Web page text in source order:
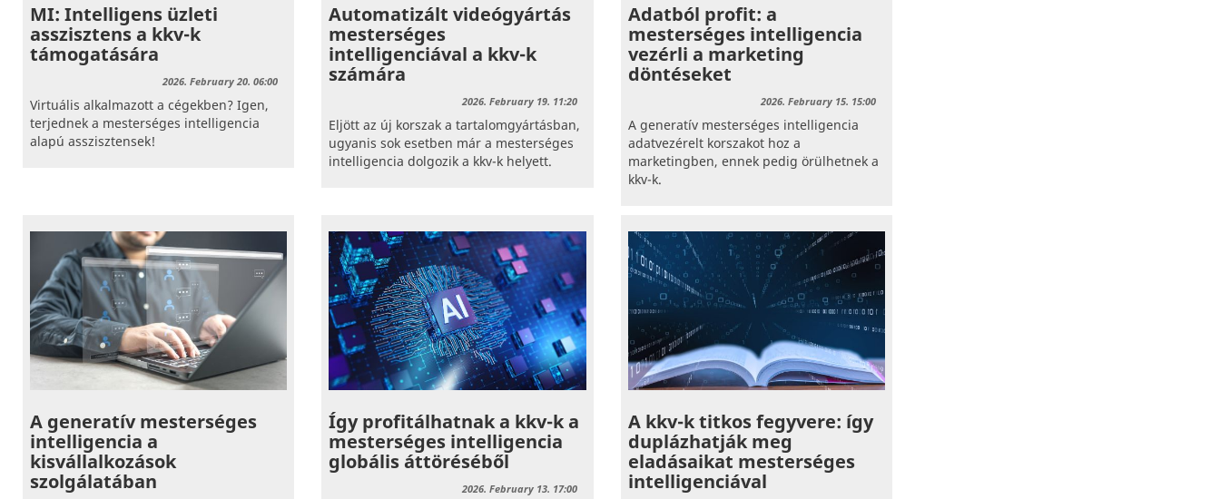
MI: Intelligens üzleti
asszisztens a kkv-k
támogatására
2026. February 20. 06:00
Virtuális alkalmazott a cégekben? Igen,
terjednek a mesterséges intelligencia
alapú asszisztensek!
Automatizált videógyártás
mesterséges
intelligenciával a kkv-k
számára
2026. February 19. 11:20
Eljött az új korszak a tartalomgyártásban,
ugyanis sok esetben már a mesterséges
intelligencia dolgozik a kkv-k helyett.
Adatból profit: a
mesterséges intelligencia
vezérli a marketing
döntéseket
2026. February 15. 15:00
A generatív mesterséges intelligencia
adatvezérelt korszakot hoz a
marketingben, ennek pedig örülhetnek a
kkv-k.
A generatív mesterséges
intelligencia a
kisvállalkozások
szolgálatában
Így profitálhatnak a kkv-k a
mesterséges intelligencia
globális áttöréséből
2026. February 13. 17:00
A kkv-k titkos fegyvere: így
duplázhatják meg
eladásaikat mesterséges
intelligenciával